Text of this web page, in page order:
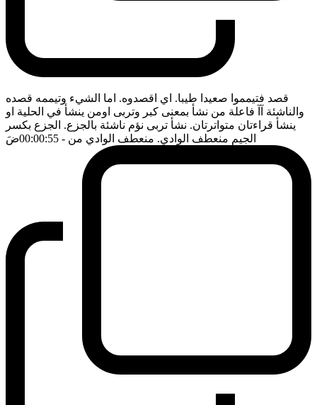
قصد فتيمموا صعيدا طيبا. اي اقصدوه. اما الشيء وتيممه قصده
والناشئة آآ فاعلة من نشأ بمعنى كبر وتربى اومن ينشأ في الحلية او
ينشأ قراءتان متواترتان. نشأ تربى نؤم ناشئة بالجزع. الجزع بكسر
الجيم منعطف الوادي. منعطف الوادي من - 00:00:55 ضَ